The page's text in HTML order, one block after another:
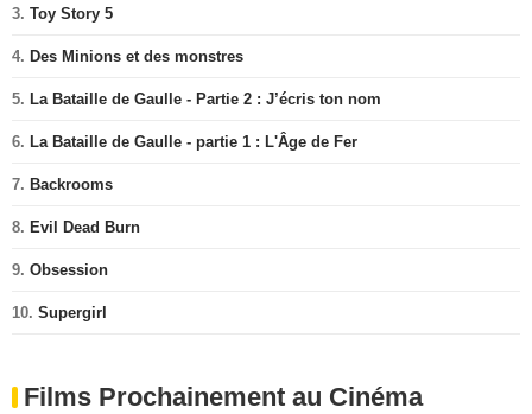
3. Toy Story 5
4. Des Minions et des monstres
5. La Bataille de Gaulle - Partie 2 : J’écris ton nom
6. La Bataille de Gaulle - partie 1 : L'Âge de Fer
7. Backrooms
8. Evil Dead Burn
9. Obsession
10. Supergirl
Films Prochainement au Cinéma